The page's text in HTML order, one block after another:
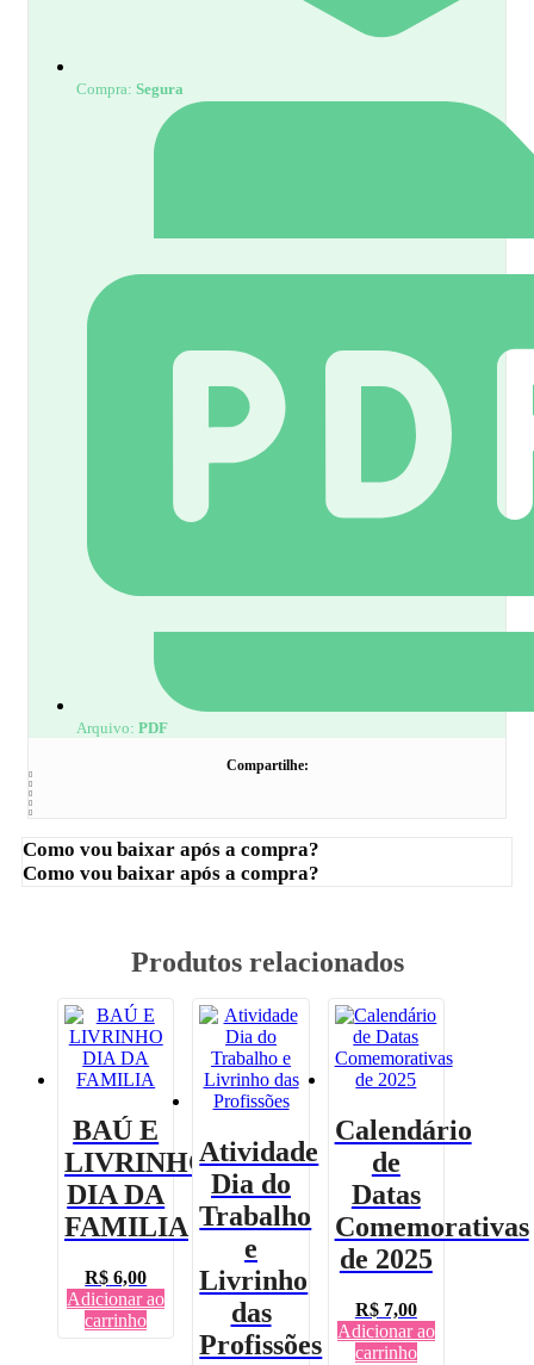
Compra: Segura
Arquivo: PDF
Compartilhe:
Como vou baixar após a compra?
Como vou baixar após a compra?
Produtos relacionados
BAÚ E
LIVRINHO
DIA DA
FAMILIA
R$ 6,00
Adicionar ao
carrinho
Atividade
Dia do
Trabalho
e
Livrinho
das
Profissões
Calendário
de
Datas
Comemorativas
de 2025
R$7,00
Adicionar ao
carrinho